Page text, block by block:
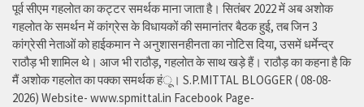
पूर्व सीएम गहलोत का कट्टर समर्थक माना जाता है। सितंबर 2022 में अब अशोक
गहलोत के समर्थन में कांग्रेस के विधायकों की समानांतर बैठक हुई, तब जिन 3
कांग्रेसी नेताओं को हाईकमान ने अनुशासनहीनता का नोटिस दिया, उसमें धर्मेन्द्र
राठौड़ भी शामिल थे। आज भी राठौड़, गहलोत के साथ खड़े हैं। राठौड़ का कहना है कि
मैं अशोक गहलोत का पक्का समर्थक हंू। S.P.MITTAL BLOGGER ( 08-08-
2026) Website- www.spmittal.in Facebook Page-